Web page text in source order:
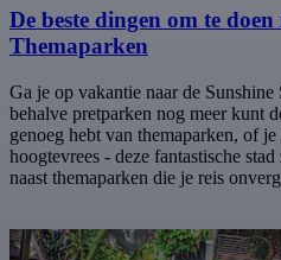
De beste dingen om te
Themaparken
Ga je op vakantie naar de
behalve pretparken nog meer kunt
genoeg hebt van themaparken, of
hoogtevrees - deze fantastische
naast themaparken die je reis